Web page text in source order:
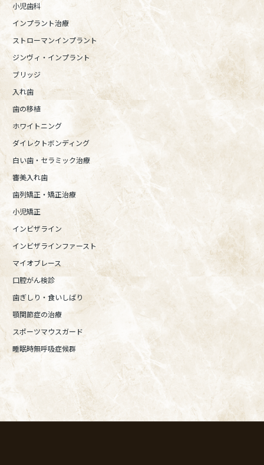
小児歯科
インプラント治療
ストローマンインプラント
ジンヴィ・インプラント
ブリッジ
入れ歯
歯の移植
ホワイトニング
ダイレクトボンディング
白い歯・セラミック治療
審美入れ歯
歯列矯正・矯正治療
小児矯正
インビザライン
インビザラインファースト
マイオブレース
口腔がん検診
歯ぎしり・食いしばり
顎関節症の治療
スポーツマウスガード
睡眠時無呼吸症候群